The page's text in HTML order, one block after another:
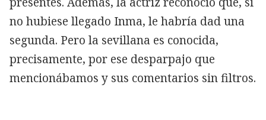
no hubiese llegado Inma, le habría dad una
segunda. Pero la sevillana es conocida,
precisamente, por ese desparpajo que
mencionábamos y sus comentarios sin filtros.